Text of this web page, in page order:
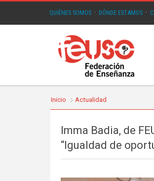
QUIÉNES SOMOS · DÓNDE ESTAMOS ·
Inicio Actualidad
Imma Badia, de
“Igualdad de